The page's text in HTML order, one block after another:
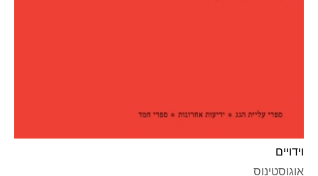
וידויים
אוגוסטינוס